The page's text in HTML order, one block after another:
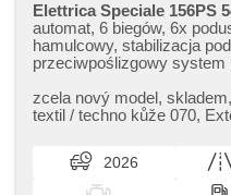
Elettrica Speciale 156PS
automat, 6 biegów, 6x
hamulcowy, stabilizacja
przeciwpoślizgowy system
jízdním pruhu, sledování
hamulec, wspomaganie
aluminiowe, komputer
palubního počítače,
režimu, elektronická ruční
zcela nový model,​
textil / techno kůže 070,​
2026